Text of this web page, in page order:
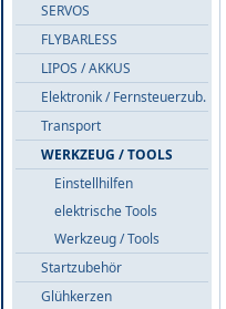
SERVOS
FLYBARLESS
LIPOS / AKKUS
Elektronik / Fernsteuerzub.
Transport
WERKZEUG / TOOLS
Einstellhilfen
elektrische Tools
Werkzeug / Tools
Startzubehör
Glühkerzen